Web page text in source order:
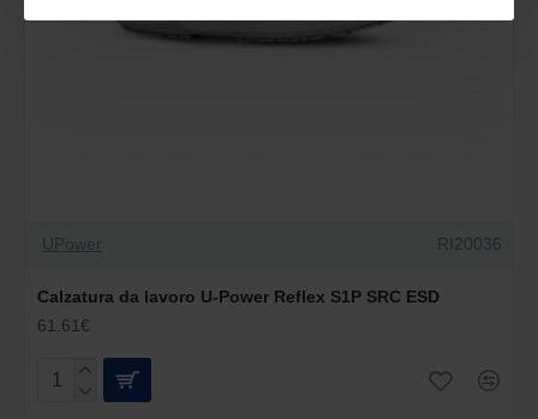
UPower RI20036
Calzatura da lavoro U-Power Reflex S1P SRC ESD
61.61€